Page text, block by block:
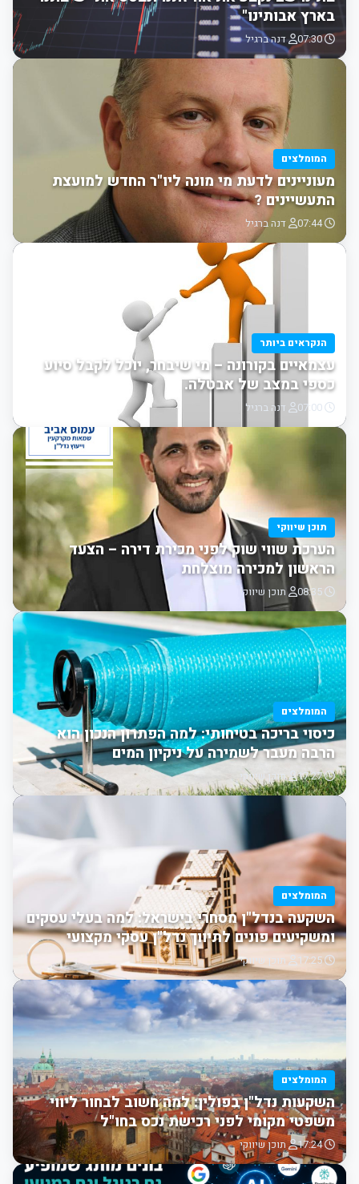
בארץ אבותינו"
07:30 דנה ברגיל
המומלצים
מעוניינים לדעת מי מונה ליו"ר החדש למועצת
התעשיינים ?
07:44 דנה ברגיל
הנקראים ביותר
עצמאיים בקורונה – מי שיבחר, יוכל לקבל סיוע
כספי במצב של אבטלה.
דנה ברגיל
תוכן שיווקי
הערכת שווי שוק לפני מכירת דירה – הצעד
הראשון למכירה מוצלחת
תוכן שיווקי
המומלצים
כיסוי בריכה בטיחותי: למה הפתרון הנכון הוא
הרבה מעבר לשמירה על ניקיון המים
17:27 תוכן שיווקי
המומלצים
השקעה בנדל"ן מסחרי בישראל: למה בעלי עסקים
ומשקיעים פונים לתיווך נדל"ן עסקי מקצועי
17:25 תוכן שיווקי
המומלצים
השקעות נדל"ן בפולין: למה חשוב לבחור ליווי
משפטי מקומי לפני רכישת נכס בחו"ל
17:24 תוכן שיווקי